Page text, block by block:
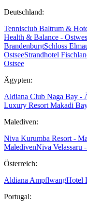
Deutschland:
Tennisclub Baltrum &
Health & Balance -
BrandenburgSchloss
OstseeStrandhotel
Ostsee
Ägypten:
Aldiana Club Naga Bay -
Luxury Resort Makadi
Malediven:
Niva Kurumba Resort -
MaledivenNiva Velassaru
Österreich:
Aldiana AmpflwangHotel
Portugal: